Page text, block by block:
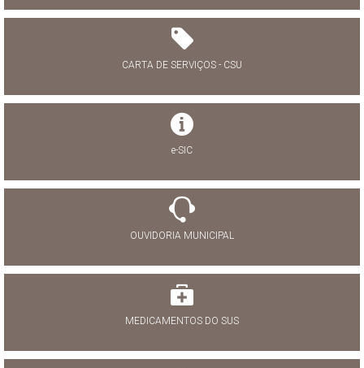
CARTA DE SERVIÇOS - CSU
e-SIC
OUVIDORIA MUNICIPAL
MEDICAMENTOS DO SUS